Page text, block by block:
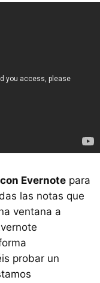
Evernote para
las notas que
ventana a
probar un